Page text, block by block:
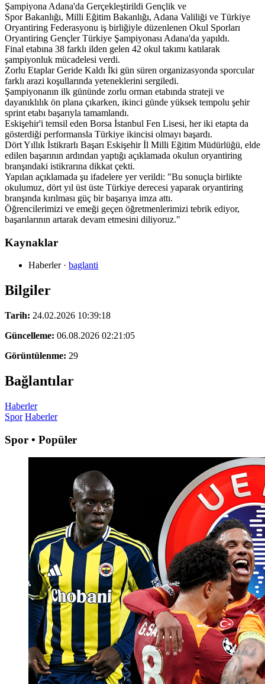
Şampiyona Adana'da Gerçekleştirildi Gençlik ve
Spor Bakanlığı, Milli Eğitim Bakanlığı, Adana Valiliği ve Türkiye
Oryantiring Federasyonu iş birliğiyle düzenlenen Okul Sporları
Oryantiring Gençler Türkiye Şampiyonası Adana'da yapıldı.
Final etabına 38 farklı ilden gelen 42 okul takımı katılarak
şampiyonluk mücadelesi verdi.
Zorlu Etaplar Geride Kaldı İki gün süren organizasyonda sporcular
farklı arazi koşullarında yeteneklerini sergiledi.
Şampiyonanın ilk gününde zorlu orman etabında strateji ve
dayanıklılık ön plana çıkarken, ikinci günde yüksek tempolu şehir
sprint etabı başarıyla tamamlandı.
Eskişehir'i temsil eden Borsa İstanbul Fen Lisesi, her iki etapta da
gösterdiği performansla Türkiye ikincisi olmayı başardı.
Dört Yıllık İstikrarlı Başarı Eskişehir İl Milli Eğitim Müdürlüğü, elde
edilen başarının ardından yaptığı açıklamada okulun oryantiring
branşındaki istikrarına dikkat çekti.
Yapılan açıklamada şu ifadelere yer verildi: "Bu sonuçla birlikte
okulumuz, dört yıl üst üste Türkiye derecesi yaparak oryantiring
branşında kırılması güç bir başarıya imza attı.
Öğrencilerimizi ve emeği geçen öğretmenlerimizi tebrik ediyor,
başarılarının artarak devam etmesini diliyoruz."
Kaynaklar
Haberler· baglanti
Bilgiler
Tarih: 24.02.2026 10:39:18
Güncelleme: 06.08.2026 02:21:05
Görüntülenme: 29
Bağlantılar
Haberler
Spor Haberler
Spor • Popüler